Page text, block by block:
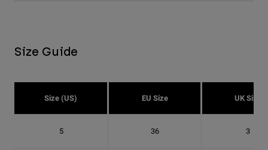
Size Guide
Size (US) EU Size UK Size
5 36 3